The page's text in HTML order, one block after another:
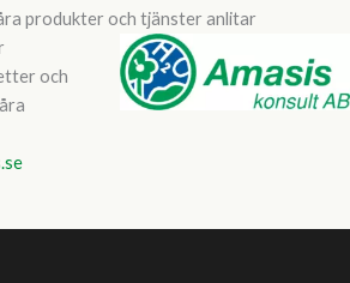
produkter och tjänster anlitar
och